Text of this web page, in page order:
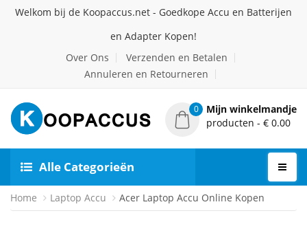
Welkom bij de Koopaccus.net - Goedkope Accu en Batterijen
en Adapter Kopen!
Over Ons
Verzenden en Betalen
Annuleren en Retourneren
0
Mijn winkelmandje
producten - € 0.00
Alle Categorieën
Home Laptop Accu Acer Laptop Accu Online Kopen